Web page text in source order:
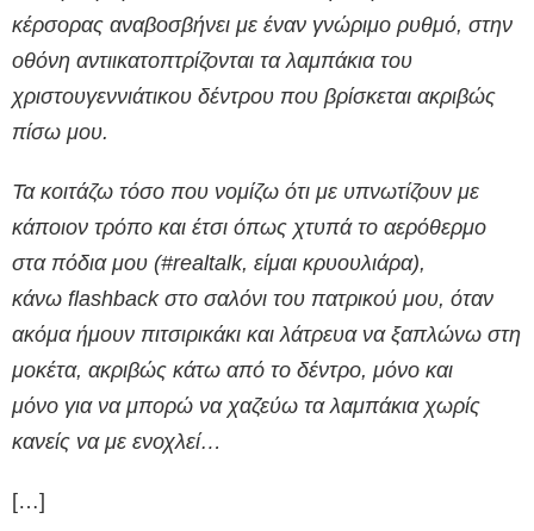
κέρσορας αναβοσβήνει με έναν γνώριμο ρυθμό, στην
οθόνη αντιικατοπτρίζονται τα λαμπάκια του
χριστουγεννιάτικου δέντρου που βρίσκεται ακριβώς
πίσω μου.
Τα κοιτάζω τόσο που νομίζω ότι με υπνωτίζουν με
κάποιον τρόπο και έτσι όπως χτυπά το αερόθερμο
στα πόδια μου (#realtalk, είμαι κρυουλιάρα),
κάνω flashback στο σαλόνι του πατρικού μου, όταν
ακόμα ήμουν πιτσιρικάκι και λάτρευα να ξαπλώνω στη
μοκέτα, ακριβώς κάτω από το δέντρο, μόνο και
μόνο για να μπορώ να χαζεύω τα λαμπάκια χωρίς
κανείς να με ενοχλεί…
[…]